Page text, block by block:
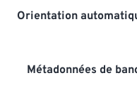
Orientation
Métadonnées de